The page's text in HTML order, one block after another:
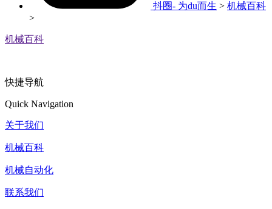
抖圈- 为du而生 > 机械百科
>
机械百科
快捷导航
Quick Navigation
关于我们
机械百科
机械自动化
联系我们